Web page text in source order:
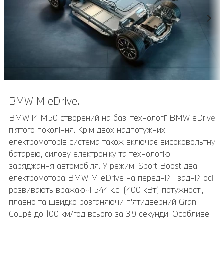
BMW M eDrive.
BMW i4 M50 створений на базі технології BMW eDrive
п'ятого покоління. Крім двох надпотужних
електромоторів система також включає високовольтну
батарею, силову електроніку та технологію
заряджання автомобіля. У режимі Sport Boost два
електромотора BMW M eDrive на передній і задній осі
розвивають вражаючі 544 к.с. (400 кВт) потужності,
плавно та швидко розганяючи п'ятидверний Gran
Coupé до 100 км/год всього за 3,9 секунди. Особливе
Пакет екстер’єру M Carbon.
Опціональний пакет екстер'єру M Carbon підкреслює
спортивні амбіції автомобіля. Бічні аеродинамічні
елементи повітряних шторок в передньому бампері і
кришки дзеркал заднього виду виготовляються з
вуглепластику (CFRP). Завершальними елементами
пакету є бічні планки в задній частині і задній спойлер
особливої геометрії. BMW i4 M50 також має кришки
дзеркал заднього виду М особливої геометрії.